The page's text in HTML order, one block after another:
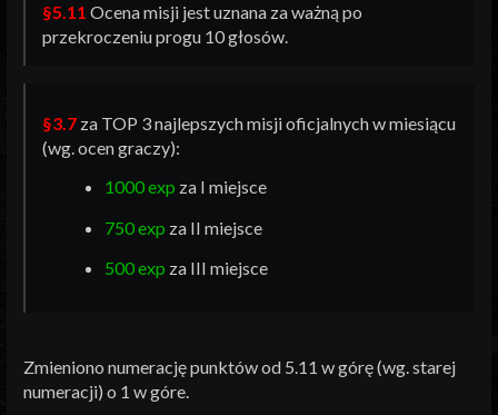
§5.11 Ocena misji jest uznana za ważną po
przekroczeniu progu 10 głosów.
§3.7 za TOP 3 najlepszych misji oficjalnych w miesiącu
(wg. ocen graczy):
1000 exp za I miejsce
750 exp za II miejsce
500 exp za III miejsce
Zmieniono numerację punktów od 5.11 w górę (wg. starej
numeracji) o 1 w góre.